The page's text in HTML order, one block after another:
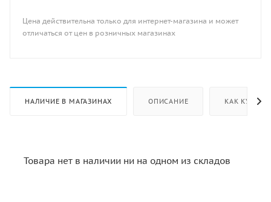
Цена действительна только для интернет-магазина и может
отличаться от цен в розничных магазинах
НАЛИЧИЕ В МАГАЗИНАХ ОПИСАНИЕ КАК КУПИТЬ
Товара нет в наличии ни на одном из складов